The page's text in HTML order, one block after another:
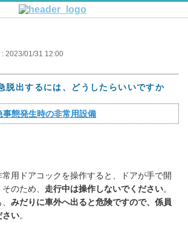
: 2023/01/31 12:00
脱出するには、どうしたらいいですか
事態発生時の非常用設備
用ドアコックを操作すると、ドアが手で開
のため、 走行中は操作しないでください。
みだりに車外へ出ると危険ですので、係員
さい。